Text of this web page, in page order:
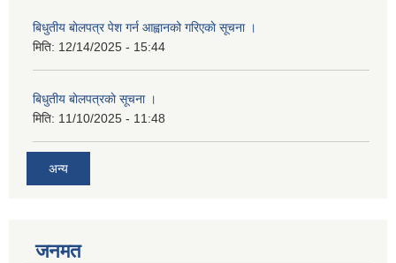
बिधुतीय बाेलपत्र पेश गर्न आह्वानको गरिएकाे सूचना ।
मिति: 12/14/2025 - 15:44
बिधुतीय बाेलपत्रकाे सूचना ।
मिति: 11/10/2025 - 11:48
अन्य
जनमत